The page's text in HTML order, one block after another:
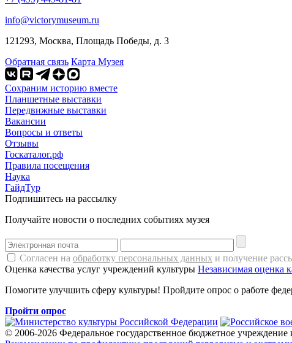
info@victorymuseum.ru
121293, Москва, Площадь Победы, д. 3
Обратная связь Карта Музея
Сохраним историю вместе
Планшетные выставки
Передвижные выставки
Вакансии
Вопросы и ответы
Отзывы
Госкаталог.рф
Правила посещения
Наука
ГайдТур
Подпишитесь на рассылку
Получайте новости о последних событиях музея
Согласен на обработку персональных данных и получение
Оценка качества услуг учреждений культуры Независимая оценка
Помогите улучшить сферу культуры! Пройдите опрос о работе
Пройти опрос
© 2006-2026 Федеральное государственное бюджетное